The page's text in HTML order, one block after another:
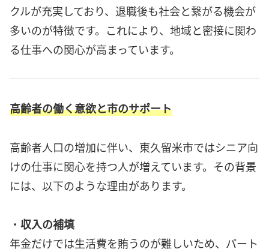
クルが充実しており、退職後も社会と繋がる機会が
多いのが特徴です。これにより、地域と密接に関わ
る仕事への関心が高まっています。
高齢者の働く意欲と市のサポート
高齢者人口の増加に伴い、東久留米市ではシニア向
けの仕事に関心を持つ人が増えています。その背景
には、以下のような理由があります。
・ 収入の補填
年金だけでは生活費を賄うのが難しいため、パート